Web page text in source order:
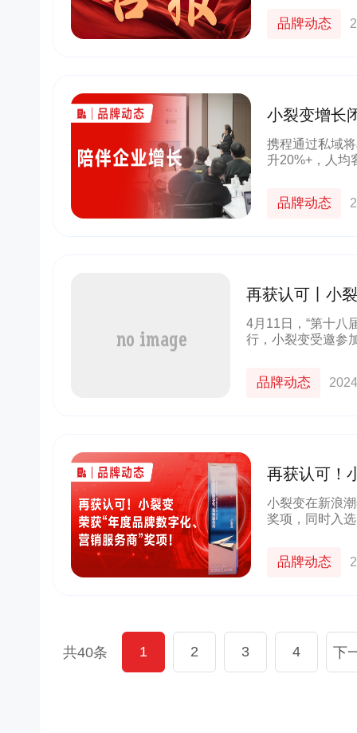
品牌动态
小裂变增长
携程通过私域
升20%+，人均
品牌动态
再获认可丨小
4月11日，“第十八
行，小裂变受邀参
品牌动态
再获认可！
奖项！
小裂变在新浪
奖项，同时入
品牌动态
共40条 1 2 3 4 下
以“京豆”作为活动奖品，吸引客户转发
海报，邀请朋友进群 通过小裂变SCRM
阶梯化的玩法设计，实现了客户的快速
新增
10000+
单场活动引流
70%+
客户活跃率
更多案例
企业微信+视频号打造公私域联动，
能门店导流线上，用企业微信沉淀
客户池，同时通过视频号直播等方
多渠道引流
1800w+
私域用户